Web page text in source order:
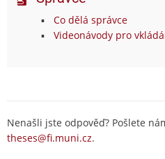
Co dělá správce
Videonávody pro
Nenašli jste odpověď? Pošlete
theses@fi.muni.cz.